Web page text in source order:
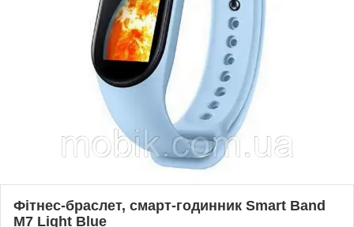
Фітнес-браслет, смарт-годинник Smart Band
M7 Light Blue